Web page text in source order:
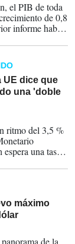
el PIB de toda
de 0,8
informe había
UE dice que
una 'doble
ritmo del 3,5 %
una tasa
máximo
de la